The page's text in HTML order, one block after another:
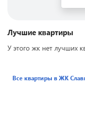
Лучшие квартиры
У этого жк нет лучших
Все квартиры в ЖК